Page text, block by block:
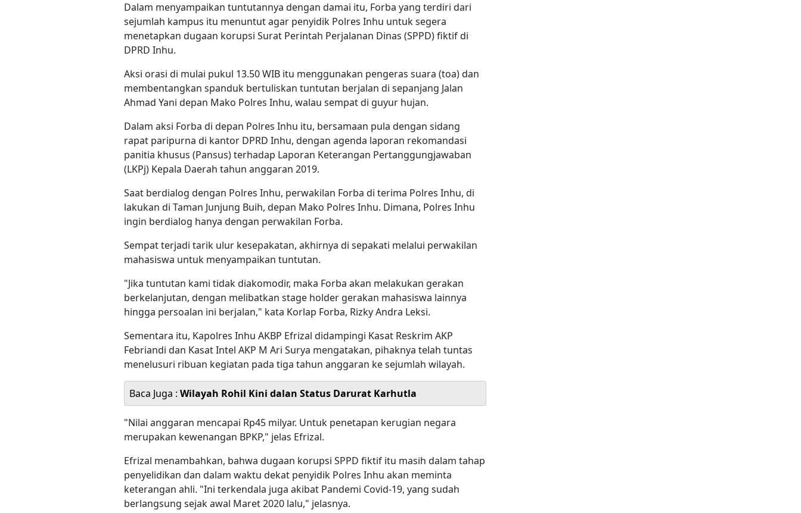
Dalam menyampaikan tuntutannya dengan damai itu, Forba yang terdiri dari
sejumlah kampus itu menuntut agar penyidik Polres Inhu untuk segera
menetapkan dugaan korupsi Surat Perintah Perjalanan Dinas (SPPD) fiktif di
DPRD Inhu.
Aksi orasi di mulai pukul 13.50 WIB itu menggunakan pengeras suara (toa) dan
membentangkan spanduk bertuliskan tuntutan berjalan di sepanjang Jalan
Ahmad Yani depan Mako Polres Inhu, walau sempat di guyur hujan.
Dalam aksi Forba di depan Polres Inhu itu, bersamaan pula dengan sidang
rapat paripurna di kantor DPRD Inhu, dengan agenda laporan rekomandasi
panitia khusus (Pansus) terhadap Laporan Keterangan Pertanggungjawaban
(LKPj) Kepala Daerah tahun anggaran 2019.
Saat berdialog dengan Polres Inhu, perwakilan Forba di terima Polres Inhu, di
lakukan di Taman Junjung Buih, depan Mako Polres Inhu. Dimana, Polres Inhu
ingin berdialog hanya dengan perwakilan Forba.
Sempat terjadi tarik ulur kesepakatan, akhirnya di sepakati melalui perwakilan
mahasiswa untuk menyampaikan tuntutan.
"Jika tuntutan kami tidak diakomodir, maka Forba akan melakukan gerakan
berkelanjutan, dengan melibatkan stage holder gerakan mahasiswa lainnya
hingga persoalan ini berjalan," kata Korlap Forba, Rizky Andra Leksi.
Sementara itu, Kapolres Inhu AKBP Efrizal didampingi Kasat Reskrim AKP
Febriandi dan Kasat Intel AKP M Ari Surya mengatakan, pihaknya telah tuntas
menelusuri ribuan kegiatan pada tiga tahun anggaran ke sejumlah wilayah.
Baca Juga : Wilayah Rohil Kini dalan Status Darurat Karhutla
"Nilai anggaran mencapai Rp45 milyar. Untuk penetapan kerugian negara
merupakan kewenangan BPKP," jelas Efrizal.
Efrizal menambahkan, bahwa dugaan korupsi SPPD fiktif itu masih dalam tahap
penyelidikan dan dalam waktu dekat penyidik Polres Inhu akan meminta
keterangan ahli. "Ini terkendala juga akibat Pandemi Covid-19, yang sudah
berlangsung sejak awal Maret 2020 lalu," jelasnya.